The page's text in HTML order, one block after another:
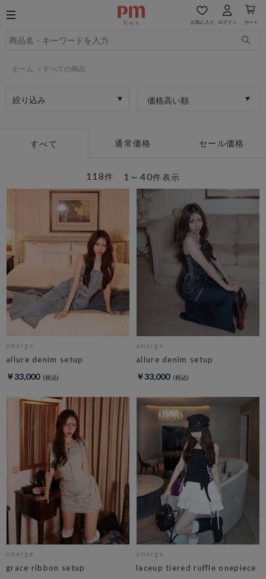
お気に入り ログイン カート
ホーム > すべての商品
絞り込み 価格高い順
すべて 通常価格 セール価格
1～40件表示
118件
amerge.
allure denim setup
￥33,000
amerge.
allure denim setup
￥33,000
amerge.
grace ribbon setup
amerge.
laceup tiered ruffle onepiece